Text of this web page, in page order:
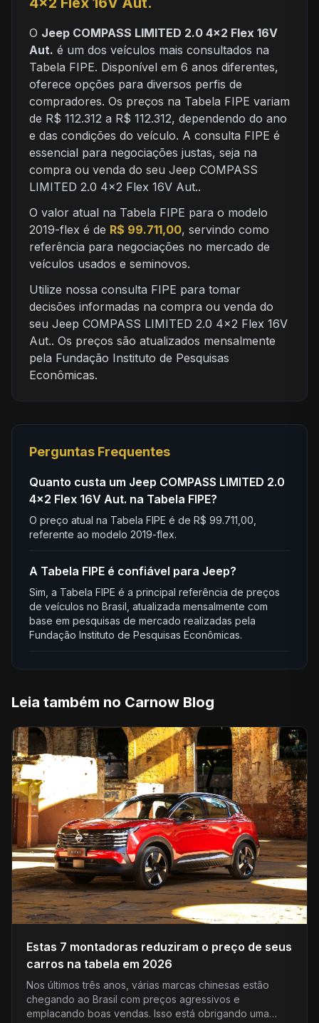
O Jeep COMPASS LIMITED 2.0 4x2 Flex 16V
Aut. é um dos veículos mais consultados na
Tabela FIPE. Disponível em 6 anos diferentes,
oferece opções para diversos perfis de
compradores. Os preços na Tabela FIPE variam
de R$ 112.312 a R$ 112.312, dependendo do ano
e das condições do veículo. A consulta FIPE é
essencial para negociações justas, seja na
compra ou venda do seu Jeep COMPASS
LIMITED 2.0 4x2 Flex 16V Aut..
O valor atual na Tabela FIPE para o modelo
2019-flex é de R$ 99.711,00, servindo como
referência para negociações no mercado de
veículos usados e seminovos.
Utilize nossa consulta FIPE para tomar
decisões informadas na compra ou venda do
seu Jeep COMPASS LIMITED 2.0 4x2 Flex 16V
Aut.. Os preços são atualizados mensalmente
pela Fundação Instituto de Pesquisas
Econômicas.
Perguntas Frequentes
Quanto custa um Jeep COMPASS LIMITED 2.0
4x2 Flex 16V Aut. na Tabela FIPE?
O preço atual na Tabela FIPE é de R$ 99.711,00,
referente ao modelo 2019-flex.
A Tabela FIPE é confiável para Jeep?
Sim, a Tabela FIPE é a principal referência de preços
de veículos no Brasil, atualizada mensalmente com
base em pesquisas de mercado realizadas pela
Fundação Instituto de Pesquisas Econômicas.
Leia também no Carnow Blog
Estas 7 montadoras reduziram o preço de seus
carros na tabela em 2026
Nos últimos três anos, várias marcas chinesas estão
chegando ao Brasil com preços agressivos e
emplacando boas vendas. Isso está obrigando uma